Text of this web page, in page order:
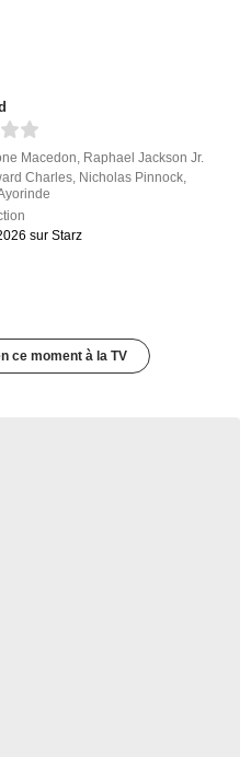
Macedon, Raphael Jackson Jr.
Charles, Nicholas Pinnock,
sur Starz
ce moment à la TV